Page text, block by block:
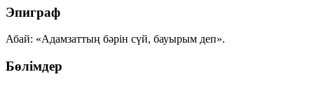
Эпиграф
Абай: «Адамзаттың бәрін сүй, бауырым деп».
Бөлімдер